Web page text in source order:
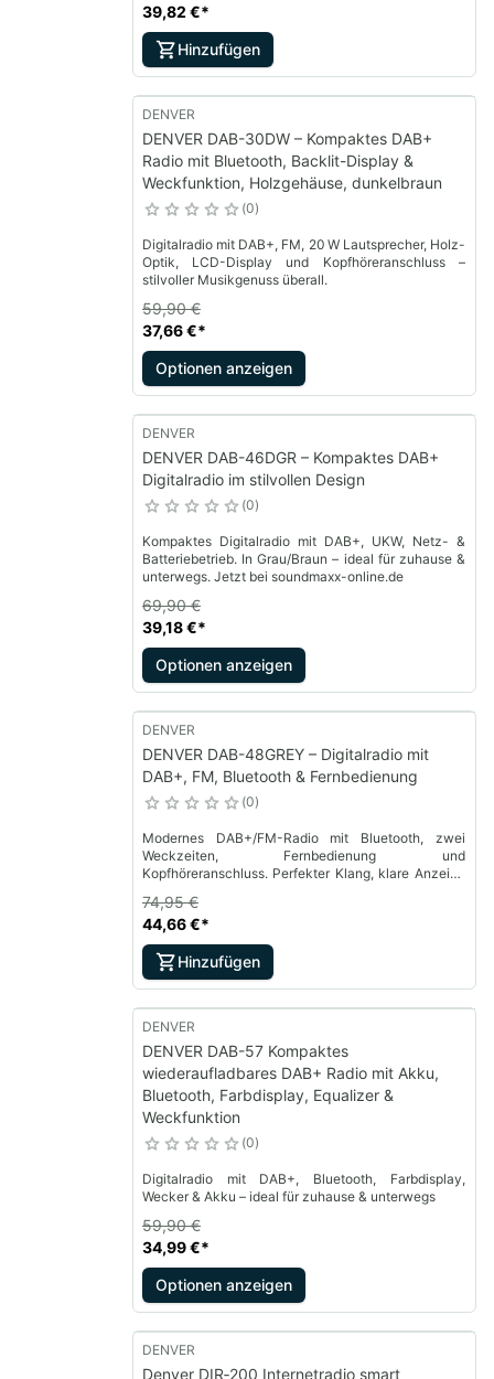
39,82 €*
Hinzufügen
DENVER
DENVER DAB-30DW – Kompaktes DAB+
Radio mit Bluetooth, Backlit-Display &
Weckfunktion, Holzgehäuse, dunkelbraun
0
Digitalradio mit DAB+, FM, 20 W Lautsprecher, Holz-
Optik, LCD-Display und Kopfhöreranschluss –
stilvoller Musikgenuss überall.
37,66 €*
59,90 €
Optionen anzeigen
DENVER
DENVER DAB-46DGR – Kompaktes DAB+
Digitalradio im stilvollen Design
0
Kompaktes Digitalradio mit DAB+, UKW, Netz- &
Batteriebetrieb. In Grau/Braun – ideal für zuhause &
unterwegs. Jetzt bei soundmaxx-online.de
39,18 €*
69,90 €
Optionen anzeigen
DENVER
DENVER DAB-48GREY – Digitalradio mit
DAB+, FM, Bluetooth & Fernbedienung
0
Modernes DAB+/FM-Radio mit Bluetooth, zwei
Weckzeiten, Fernbedienung und
Kopfhöreranschluss. Perfekter Klang, klare Anzeige
44,66 €*
74,95 €
Hinzufügen
DENVER
DENVER DAB-57 Kompaktes
wiederaufladbares DAB+ Radio mit Akku,
Bluetooth, Farbdisplay, Equalizer &
Weckfunktion
0
Digitalradio mit DAB+, Bluetooth, Farbdisplay,
Wecker & Akku – ideal für zuhause & unterwegs
34,99 €*
59,90 €
Optionen anzeigen
DENVER
Denver DIR‑200 Internetradio smart